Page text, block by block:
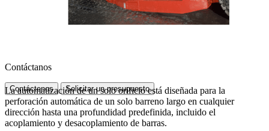
Contáctanos
Contáctenos Solicitar un presupuesto
La automatización de un solo orificio está diseñada para la
perforación automática de un solo barreno largo en cualquier
dirección hasta una profundidad predefinida, incluido el
acoplamiento y desacoplamiento de barras.